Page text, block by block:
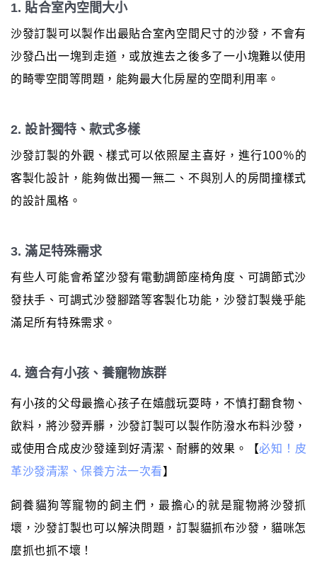
1. 貼合室內空間大小
沙發訂製可以製作出最貼合室內空間尺寸的沙發，不會有
沙發凸出一塊到走道，或放進去之後多了一小塊難以使用
的畸零空間等問題，能夠最大化房屋的空間利用率。
2. 設計獨特、款式多樣
沙發訂製的外觀、樣式可以依照屋主喜好，進行100％的
客製化設計，能夠做出獨一無二、不與別人的房間撞樣式
的設計風格。
3. 滿足特殊需求
有些人可能會希望沙發有電動調節座椅角度、可調節式沙
發扶手、可調式沙發腳踏等客製化功能，沙發訂製幾乎能
滿足所有特殊需求。
4. 適合有小孩、養寵物族群
有小孩的父母最擔心孩子在嬉戲玩耍時，不慎打翻食物、
飲料，將沙發弄髒，沙發訂製可以製作防潑水布料沙發，
或使用合成皮沙發達到好清潔、耐髒的效果。【必知！皮
革沙發清潔、保養方法一次看】
飼養貓狗等寵物的飼主們，最擔心的就是寵物將沙發抓
壞，沙發訂製也可以解決問題，訂製貓抓布沙發，貓咪怎
麼抓也抓不壞！